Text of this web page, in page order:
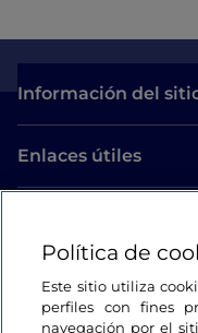
Información del
Enlaces útiles
Estamos en contacto
Política de
Este sitio utiliza
perfiles con fines
navegación por el